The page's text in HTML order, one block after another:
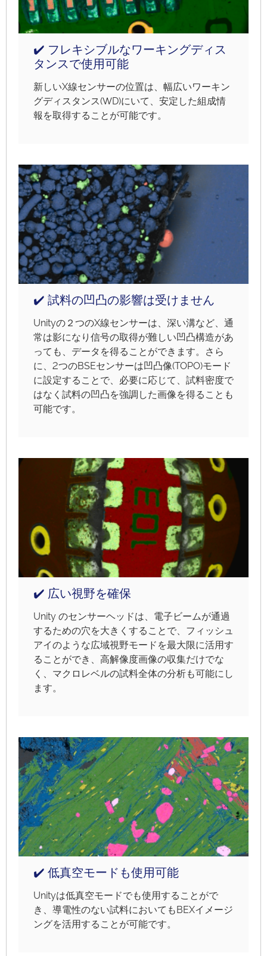
✔️ フレキシブルなワーキングディス
タンスで使用可能
新しいX線センサーの位置は、幅広いワーキン
グディスタンス(WD)にいて、安定した組成情
報を取得することが可能です。
✔️ 試料の凹凸の影響は受けません
Unityの２つのX線センサーは、深い溝など、通
常は影になり信号の取得が難しい凹凸構造があ
っても、データを得ることができます。さら
に、2つのBSEセンサーは凹凸像(TOPO)モード
に設定することで、必要に応じて、試料密度で
はなく試料の凹凸を強調した画像を得ることも
可能です。
✔️ 広い視野を確保
Unity のセンサーヘッドは、電子ビームが通過
するための穴を大きくすることで、フィッシュ
アイのような広域視野モードを最大限に活用す
ることができ、高解像度画像の収集だけでな
く、マクロレベルの試料全体の分析も可能にし
ます。
✔️ 低真空モードも使用可能
Unityは低真空モードでも使用することがで
き、導電性のない試料においてもBEXイメージ
ングを活用することが可能です。